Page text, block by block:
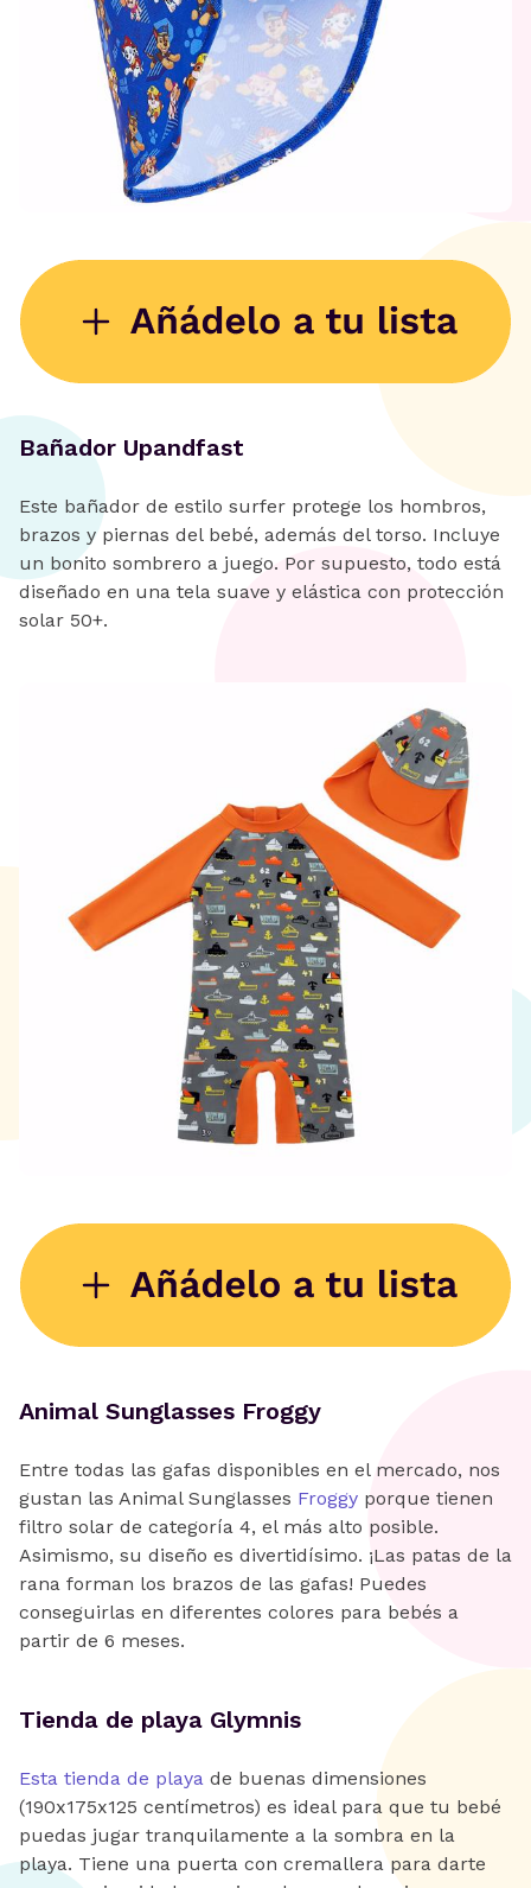
Bañador Upandfast
Este bañador de estilo surfer protege los hombros,
brazos y piernas del bebé, además del torso. Incluye
un bonito sombrero a juego. Por supuesto, todo está
diseñado en una tela suave y elástica con protección
solar 50+.
Animal Sunglasses Froggy
Entre todas las gafas disponibles en el mercado, nos
gustan las Animal Sunglasses Froggy porque tienen
filtro solar de categoría 4, el más alto posible.
Asimismo, su diseño es divertidísimo. ¡Las patas de la
rana forman los brazos de las gafas! Puedes
conseguirlas en diferentes colores para bebés a
partir de 6 meses.
Tienda de playa Glymnis
Esta tienda de playa de buenas dimensiones
(190x175x125 centímetros) es ideal para que tu bebé
puedas jugar tranquilamente a la sombra en la
playa. Tiene una puerta con cremallera para darte